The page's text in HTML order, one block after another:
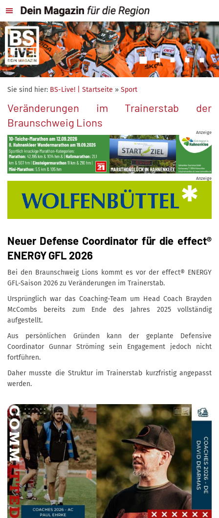
Sie sind hier: BS-Live! | Startseite » Sport
Veränderungen im Trainerstab der
Braunschweig Lions
Anzeige
Anzeige
Neuer Defense Coordinator für die effect®
ENERGY GFL 2026
Bei den Braunschweig Lions kommt es vor der effect® ENERGY
GFL-Saison 2026 zu Veränderungen im Trainerstab.
Ursprünglich war das Coaching-Team um Head Coach Brayden
McCombs bereits zum Ende des Jahres 2025 vollständig
aufgestellt.
Aus persönlichen Gründen kann der geplante Defensive
Coordinator Gunnar Ströming sein Engagement jedoch nicht
fortführen.
Daher musste die Struktur im Trainerstab kurzfristig angepasst
werden.